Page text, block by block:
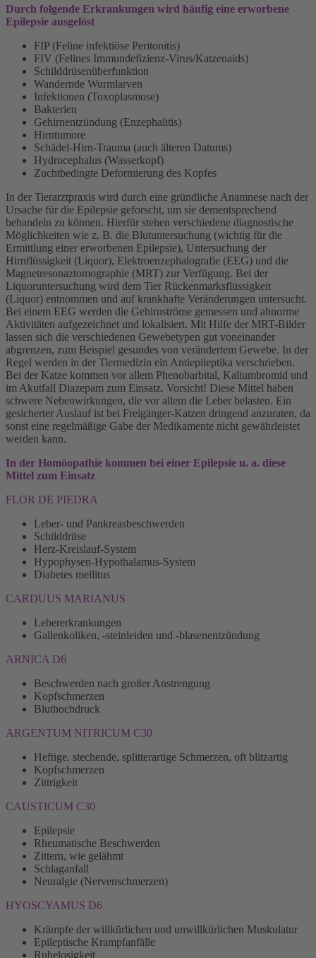
Durch folgende Erkrankungen wird häufig eine erworbene
Epilepsie ausgelöst
FIP (Feline infektiöse Peritonitis)
FIV (Felines Immundefizienz-Virus/Katzenaids)
Schilddrüsenüberfunktion
Wandernde Wurmlarven
Infektionen (Toxoplasmose)
Bakterien
Gehirnentzündung (Enzephalitis)
Hirntumore
Schädel-Hirn-Trauma (auch älteren Datums)
Hydrocephalus (Wasserkopf)
Zuchtbedingte Deformierung des Kopfes
In der Tierarztpraxis wird durch eine gründliche Anamnese nach der
Ursache für die Epilepsie geforscht, um sie dementsprechend
behandeln zu können. Hierfür stehen verschiedene diagnostische
Möglichkeiten wie z. B. die Blutuntersuchung (wichtig für die
Ermittlung einer erworbenen Epilepsie), Untersuchung der
Hirnflüssigkeit (Liquor), Elektroenzephalografie (EEG) und die
Magnetresonaztomographie (MRT) zur Verfügung. Bei der
Liquoruntersuchung wird dem Tier Rückenmarksflüssigkeit
(Liquor) entnommen und auf krankhafte Veränderungen untersucht.
Bei einem EEG werden die Gehirnströme gemessen und abnorme
Aktivitäten aufgezeichnet und lokalisiert. Mit Hilfe der MRT-Bilder
lassen sich die verschiedenen Gewebetypen gut voneinander
abgrenzen, zum Beispiel gesundes von verändertem Gewebe. In der
Regel werden in der Tiermedizin ein Antiepileptika verschrieben.
Bei der Katze kommen vor allem Phenobarbital, Kaliumbromid und
im Akutfall Diazepam zum Einsatz. Vorsicht! Diese Mittel haben
schwere Nebenwirkungen, die vor allem die Leber belasten. Ein
gesicherter Auslauf ist bei Freigänger-Katzen dringend anzuraten, da
sonst eine regelmäßige Gabe der Medikamente nicht gewährleistet
werden kann.
In der Homöopathie kommen bei einer Epilepsie u. a. diese
Mittel zum Einsatz
FLOR DE PIEDRA
Leber- und Pankreasbeschwerden
Schilddrüse
Herz-Kreislauf-System
Hypophysen-Hypothalamus-System
Diabetes mellitus
CARDUUS MARIANUS
Lebererkrankungen
Gallenkoliken, -steinleiden und -blasenentzündung
ARNICA D6
Beschwerden nach großer Anstrengung
Kopfschmerzen
Bluthochdruck
ARGENTUM NITRICUM C30
Heftige, stechende, splitterartige Schmerzen, oft blitzartig
Kopfschmerzen
Zittrigkeit
CAUSTICUM C30
Epilepsie
Rheumatische Beschwerden
Zittern, wie gelähmt
Schlaganfall
Neuralgie (Nervenschmerzen)
HYOSCYAMUS D6
Krämpfe der willkürlichen und unwillkürlichen Muskulatur
Epileptische Krampfanfälle
Ruhelosigkeit